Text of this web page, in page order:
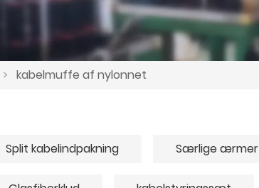
> kabelmuffe af nylonnet
Split kabelindpakning Særlige ærmer